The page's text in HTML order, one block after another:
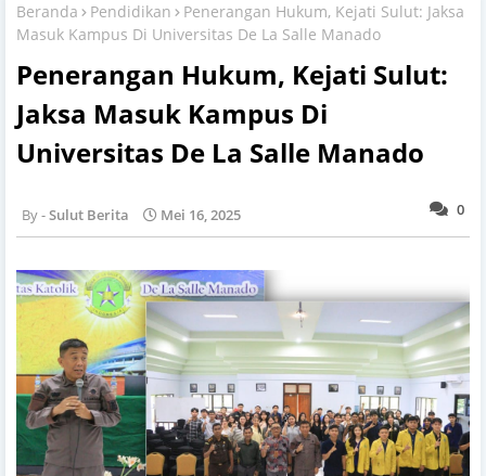
Beranda Pendidikan
Penerangan Hukum, Kejati Sulut: Jaksa
Masuk Kampus Di Universitas De La Salle Manado
Penerangan Hukum, Kejati Sulut:
Jaksa Masuk Kampus Di
Universitas De La Salle Manado
0
Sulut Berita Mei 16, 2025